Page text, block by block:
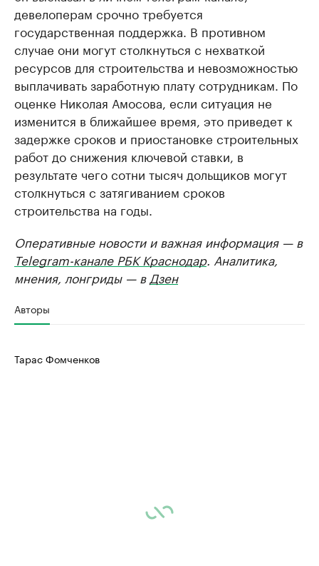
девелоперам срочно требуется
государственная поддержка. В противном
случае они могут столкнуться с нехваткой
ресурсов для строительства и невозможностью
выплачивать заработную плату сотрудникам. По
оценке Николая Амосова, если ситуация не
изменится в ближайшее время, это приведет к
задержке сроков и приостановке строительных
работ до снижения ключевой ставки, в
результате чего сотни тысяч дольщиков могут
столкнуться с затягиванием сроков
строительства на годы.
Оперативные новости и важная информация — в
Telegram-канале РБК Краснодар. Аналитика,
мнения, лонгриды — в Дзен
Авторы
Тарас Фомченков